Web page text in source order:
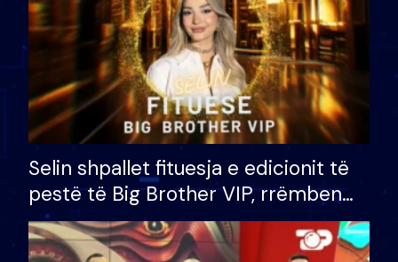
Selin shpallet fituesja e edicionit të
pestë të Big Brother VIP, rrëmben
çmimin e madh prej 100 mijë eurosh